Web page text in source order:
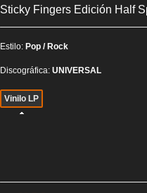
Sticky Fingers Edición Half
Estilo: Pop / Rock
Discográfica: UNIVERSAL
Vinilo LP